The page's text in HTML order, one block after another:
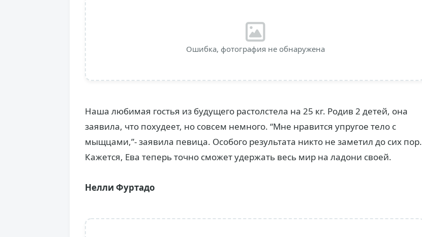
Ошибка, фотография не обнаружена
Наша любимая гостья из будущего растолстела на 25 кг. Родив 2 детей, она
заявила, что похудеет, но совсем немного. “Мне нравится упругое тело с
мыщцами,”- заявила певица. Особого результата никто не заметил до сих пор.
Кажется, Ева теперь точно сможет удержать весь мир на ладони своей.
Нелли Фуртадо